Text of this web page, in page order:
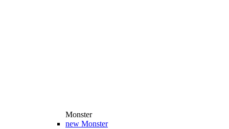
Monster
new Monster